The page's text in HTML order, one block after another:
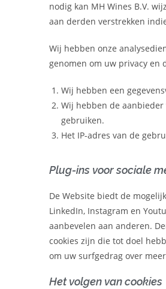
nodig kan MH Wines B.V.
aan derden verstrekken
Wij hebben onze
genomen om uw privacy en
Wij hebben een
Wij hebben de
gebruiken.
Het IP-adres van de
Plug-ins voor sociale
De Website biedt de
LinkedIn, Instagram en
aanbevelen aan anderen.
cookies zijn die tot doel
om uw surfgedrag over
Het volgen van cookies